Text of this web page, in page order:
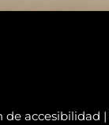
de accesibilidad |